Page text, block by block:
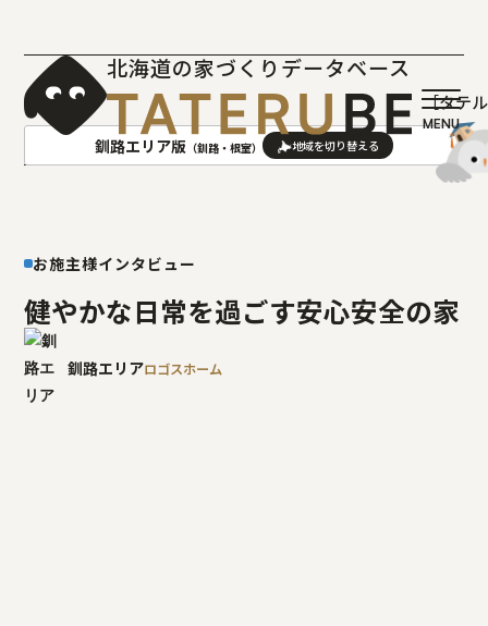
北海道の家づくりデータベース
［タテ
釧路エリア版 （釧路・根室）
札幌(石狩･空知･後志)版
函館(渡島･檜山)版
帯広(十勝)版
室蘭(胆振･日高)版
北見(オホーツク)版
お施主様インタビュー
健やかな日常を過ごす安心安全の家
釧路エリアロゴスホーム